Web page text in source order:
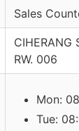
Sales
CIHERANG
RW. 006
Mon:
Tue: